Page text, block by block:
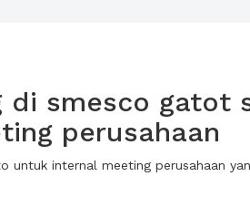
di smesco
perusahaan
internal meeting perusahaan